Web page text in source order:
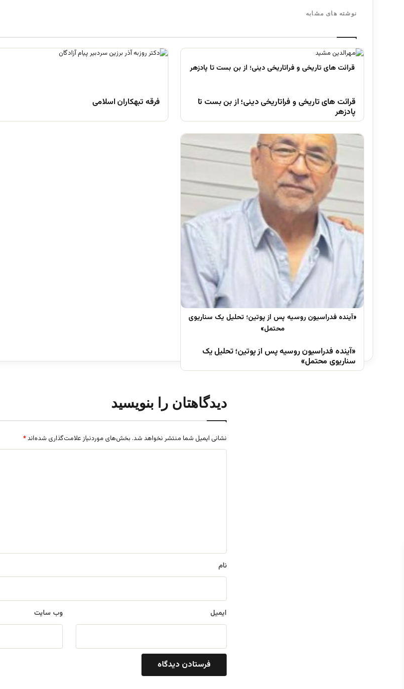
نوشته های مشابه
قرائت های تاریخی و فراتاریخی دینی؛ از بن بست تا
پادزهر
فرقه تبهکاران اسلامی
«آینده فدراسیون روسیه پس از پوتین؛ تحلیل یک
سناریوی محتمل»
دیدگاهتان را بنویسید
نشانی ایمیل شما منتشر نخواهد شد. بخش‌های موردنیاز علامت‌گذاری شده‌اند *
نام
ایمیل وب‌ سایت